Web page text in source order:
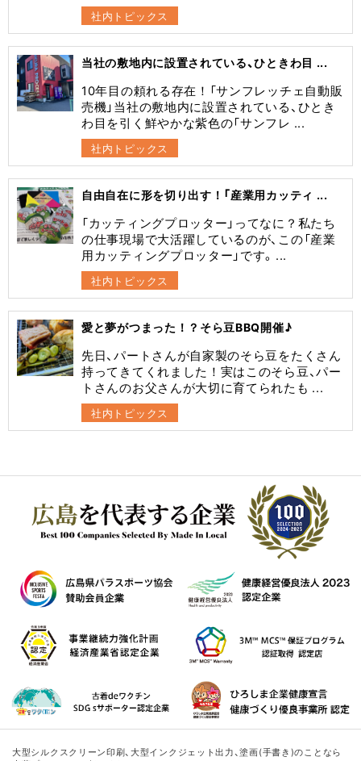
社内トピックス
当社の敷地内に設置されている、ひときわ目 ...
10年目の頼れる存在！「サンフレッチェ自動販
売機」当社の敷地内に設置されている、ひとき
わ目を引く鮮やかな紫色の「サンフレ ...
社内トピックス
自由自在に形を切り出す！「産業用カッティ ...
​「カッティングプロッター」ってなに？​私たち
の仕事現場で大活躍しているのが、この「産業
用カッティングプロッター」です。 ...
社内トピックス
愛と夢がつまった！？そら豆BBQ開催♪
先日、パートさんが自家製のそら豆をたくさん
持ってきてくれました！実はこのそら豆、パー
トさんのお父さんが大切に育てられたも ...
社内トピックス
大型シルクスクリーン印刷、大型インクジェット出力、塗画(手書き)のことなら